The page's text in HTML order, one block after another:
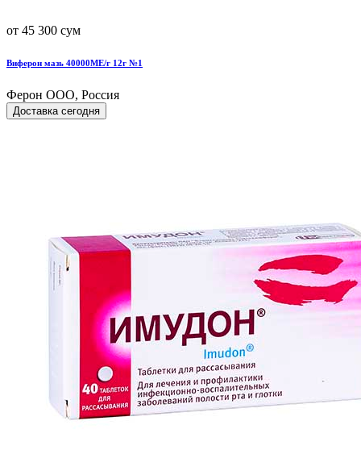
от 45 300 сум
Виферон мазь 40000МЕ/г 12г №1
Ферон ООО, Россия
Доставка сегодня